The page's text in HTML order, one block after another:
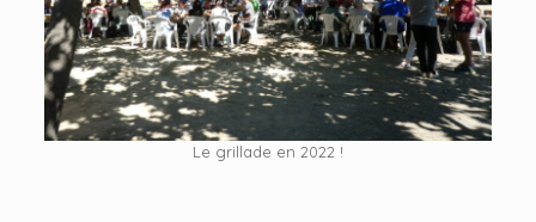
Le grillade en 2022 !